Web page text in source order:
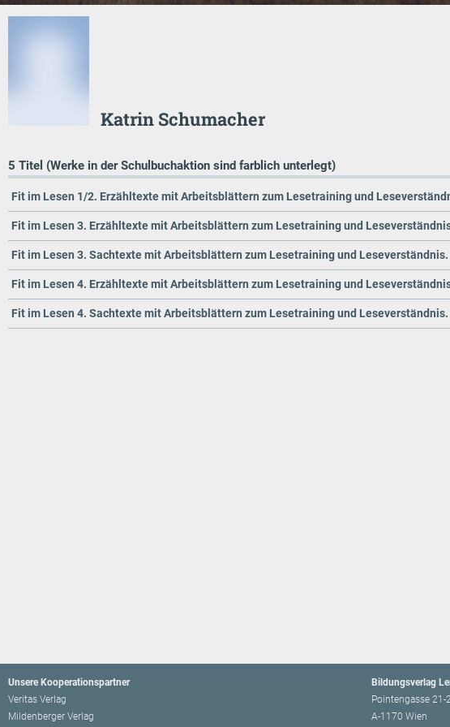
Katrin Schumacher
5 Titel (Werke in der Schulbuchaktion sind farblich unterlegt)
Fit im Lesen 1/2. Erzähltexte mit Arbeitsblättern zum Lesetraining und
Fit im Lesen 3. Erzähltexte mit Arbeitsblättern zum Lesetraining und
Fit im Lesen 3. Sachtexte mit Arbeitsblättern zum Lesetraining und
Fit im Lesen 4. Erzähltexte mit Arbeitsblättern zum Lesetraining und
Fit im Lesen 4. Sachtexte mit Arbeitsblättern zum Lesetraining und
Unsere Kooperationspartner
Veritas Verlag
Mildenberger Verlag
Bildungsverlag
Pointengasse 21-
A-1170 Wien